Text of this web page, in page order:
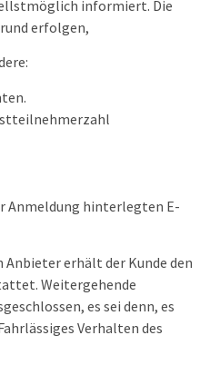
informiert. Die
erfolgen,
Anmeldung hinterlegten E-
Anbieter erhält der Kunde den
Weitergehende
es sei denn, es
Verhalten des